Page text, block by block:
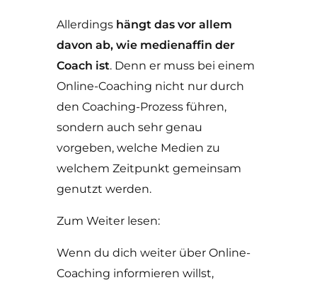
Allerdings hängt das vor allem
davon ab, wie medienaffin der
Coach ist. Denn er muss bei einem
Online-Coaching nicht nur durch
den Coaching-Prozess führen,
sondern auch sehr genau
vorgeben, welche Medien zu
welchem Zeitpunkt gemeinsam
genutzt werden.
Zum Weiter lesen:
Wenn du dich weiter über Online-
Coaching informieren willst,